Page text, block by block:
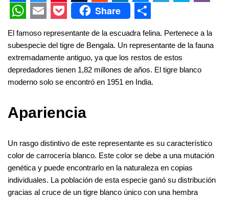
F
a
c
e
b
o
k
T
i
t
t
r
P
n
t
e
e
s
t
T
u
m
b
l
R
e
d
d
i
L
n
k
e
M
e
s
s
e
r
l
e
g
k
y
p
e
b
r
W
h
a
t
A
p
E
m
a
i
P
o
c
k
t
Share
S
h
a
r
El famoso representante de la escuadra felina. Pertenece a la
subespecie del tigre de Bengala. Un representante de la fauna
extremadamente antiguo, ya que los restos de estos
depredadores tienen 1,82 millones de años. El tigre blanco
moderno solo se encontró en 1951 en India.
Apariencia
Un rasgo distintivo de este representante es su característico
color de carrocería blanco. Este color se debe a una mutación
genética y puede encontrarlo en la naturaleza en copias
individuales. La población de esta especie ganó su distribución
gracias al cruce de un tigre blanco único con una hembra